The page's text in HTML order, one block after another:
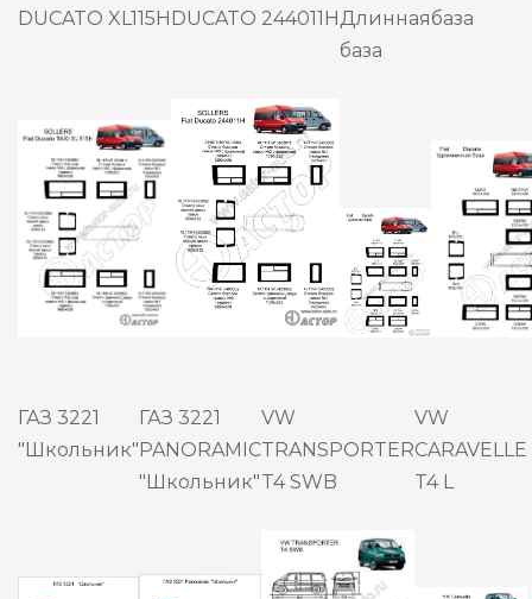
DUCATO XL115H DUCATO 244011HДлинная
база
база
ГАЗ 3221
"Школьник"
ГАЗ 3221
PANORAMIC
"Школьник"
VW
TRANSPORTER
T4 SWB
VW
CARAVELLE
T4 L